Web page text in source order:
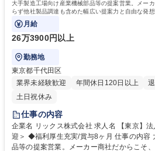
大手製造工場向け産業機械部品等の提案営業。メー
らず他社製品調達も含めた幅広い提案力と自由な発
客の役に立つ課題解決を目指します。
月給
26万3900円以上
勤務地
東京都千代田区
業界未経験歓迎
年間休日120日以上
土日祝休み
仕事の内容
企業名 リックス株式会社 求人名 【東京】法人営業＜第二新卒・未経験歓
迎＞ ◆福利厚生充実/賞与8ヶ月 仕事の内容 大手製造工場向け産業機械部
品等の提案営業。メーカー商社だからこそ